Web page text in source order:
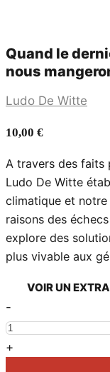
Quand le
nous
Ludo De Witte
10,00 €
A travers des faits
Ludo De Witte
climatique et notre
raisons des
explore des
plus vivable aux
VOIR UN
Quand
le
dernier
-
+